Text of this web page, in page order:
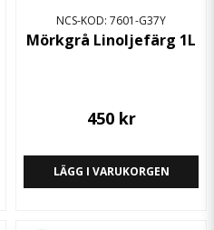
NCS-KOD: 7601-G37Y
Mörkgrå Linoljefärg 1L
450 kr
LÄGG I VARUKORGEN